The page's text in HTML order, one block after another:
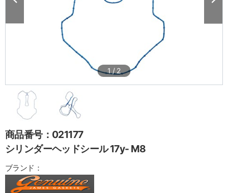
1 / 2
商品番号：021177
シリンダーヘッドシール 17y- M8
ブランド：